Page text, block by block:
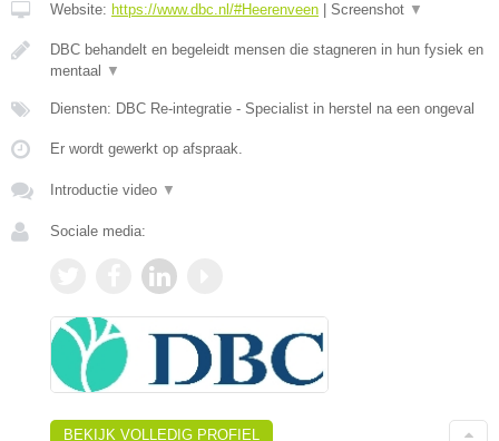
Website: https://www.dbc.nl/#Heerenveen Screenshot ▼
DBC behandelt en begeleidt mensen die stagneren in hun fysiek en
mentaal
▼
Diensten: DBC Re-integratie - Specialist in herstel na een ongeval
Er wordt gewerkt op afspraak.
Introductie video ▼
Sociale media:
BEKIJK VOLLEDIG PROFIEL